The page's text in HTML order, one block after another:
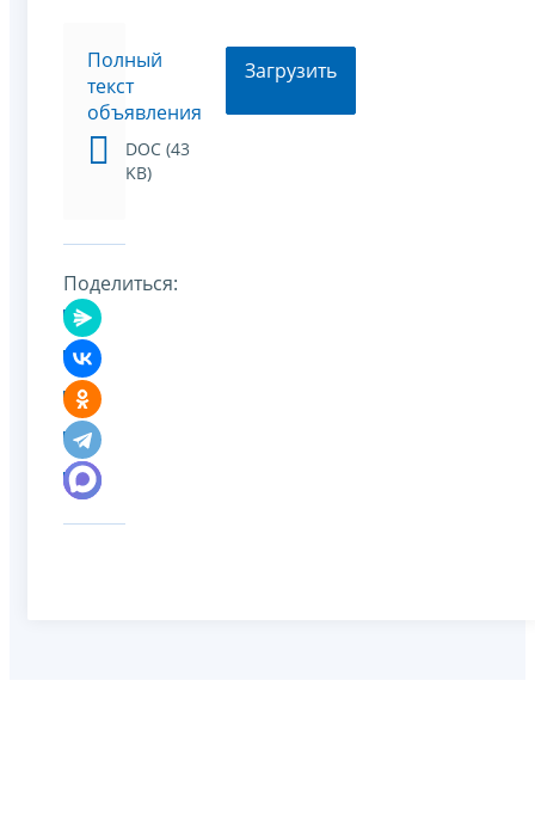
Полный
текст
объявления
DOC (43
KB)
Загрузить
Поделиться: